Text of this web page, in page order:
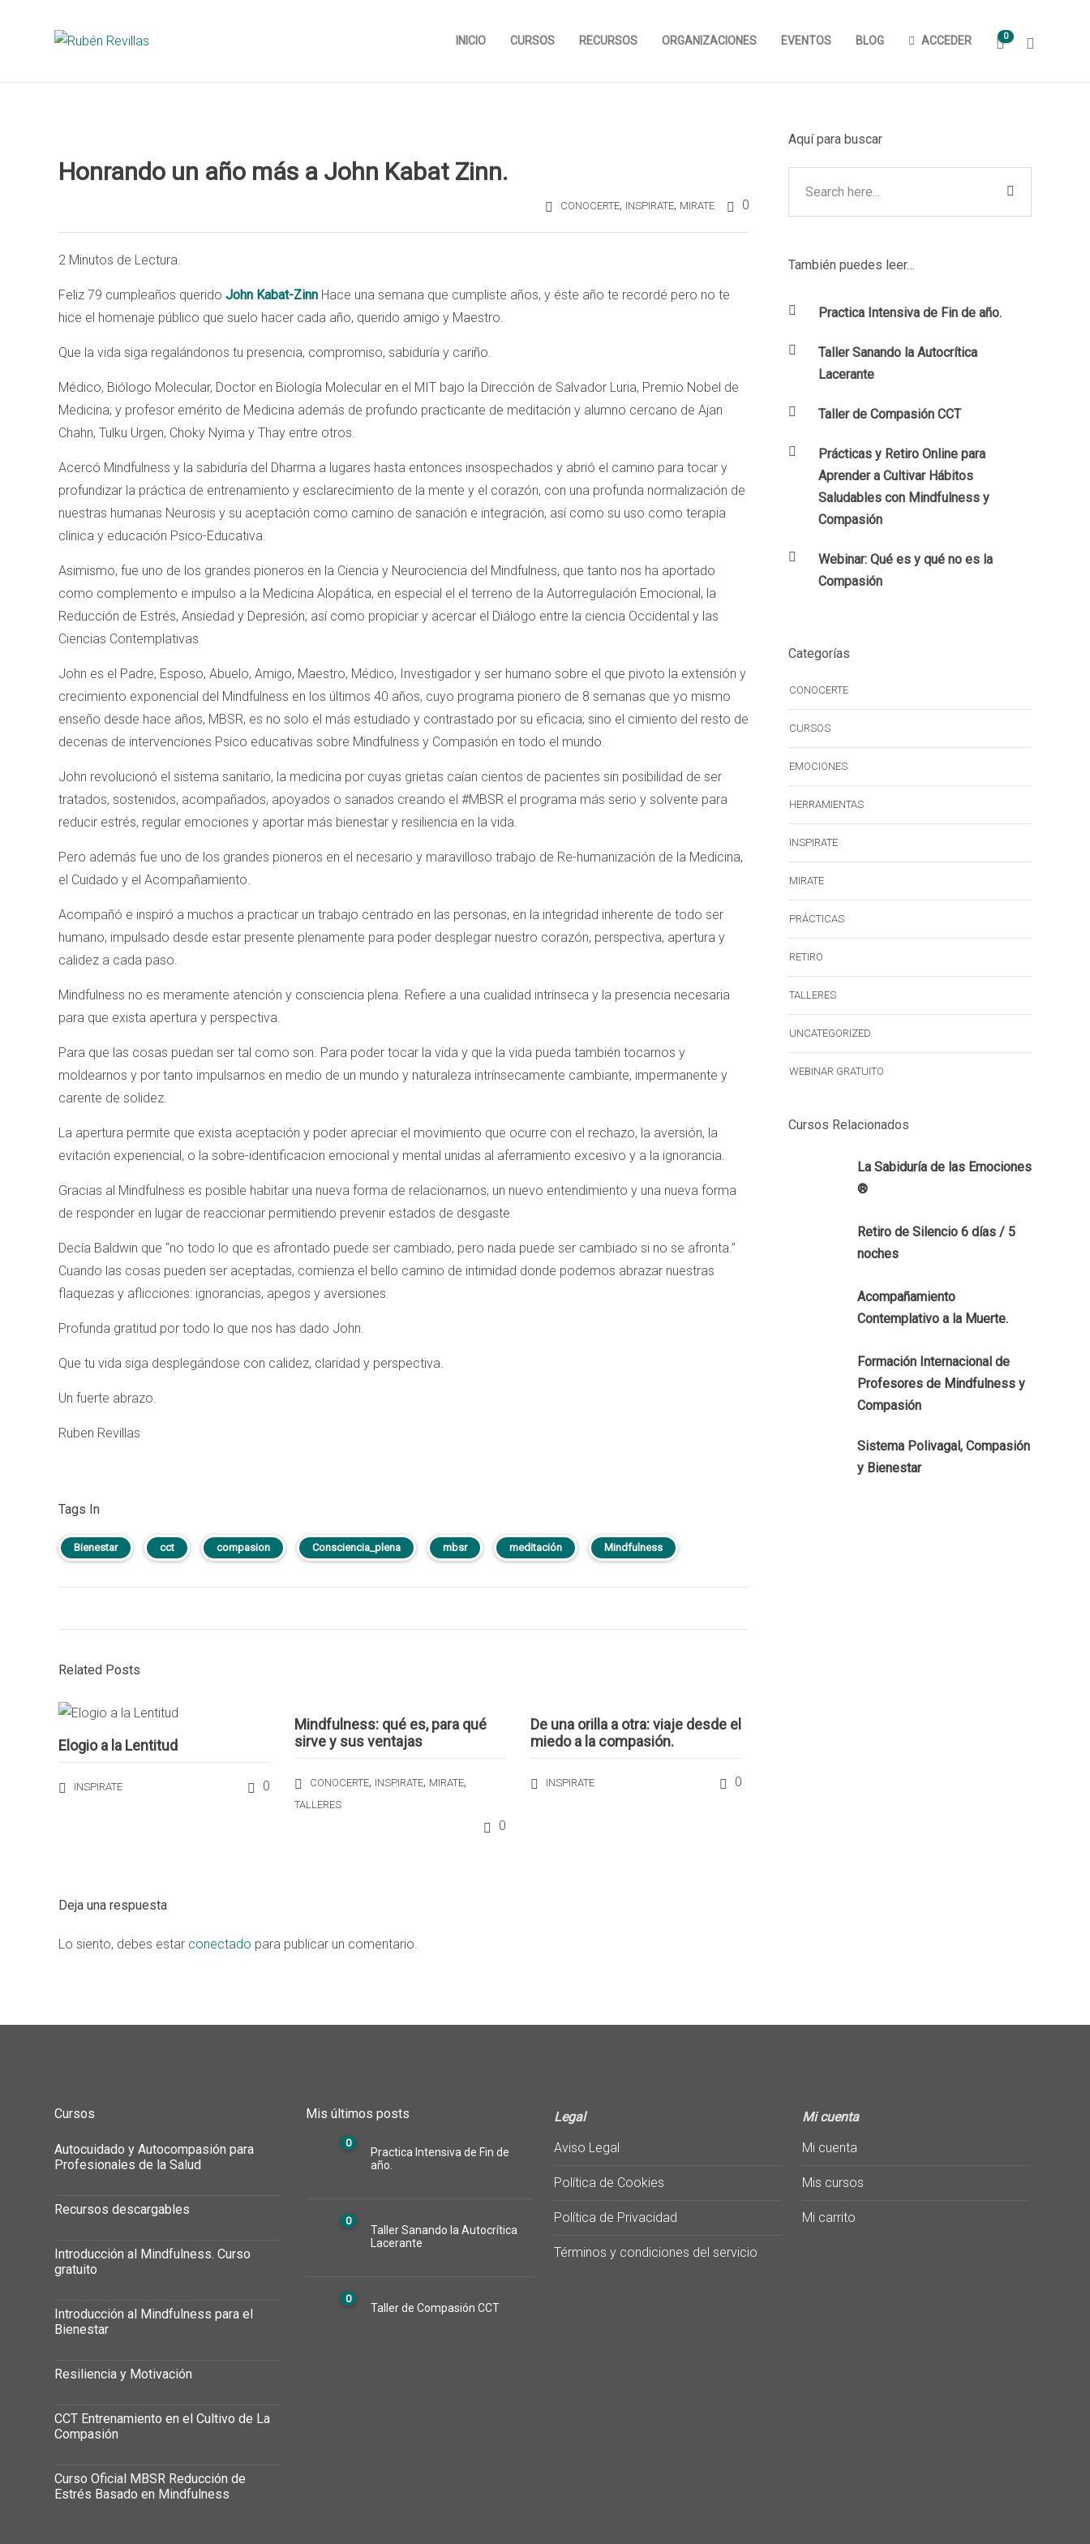
INICIO CURSOS RECURSOS ORGANIZACIONES EVENTOS BLOG ACCEDER 0
Honrando un año más a John Kabat Zinn.
CONOCERTE, INSPIRATE, MIRATE 0
2 Minutos de Lectura.
Feliz 79 cumpleaños querido John Kabat-Zinn Hace una semana que cumpliste años, y éste año te recordé pero no te
hice el homenaje público que suelo hacer cada año, querido amigo y Maestro.
Que la vida siga regalándonos tu presencia, compromiso, sabiduría y cariño.
Médico, Biólogo Molecular, Doctor en Biología Molecular en el MIT bajo la Dirección de Salvador Luria, Premio Nobel de
Medicina; y profesor emérito de Medicina además de profundo practicante de meditación y alumno cercano de Ajan
Chahn, Tulku Urgen, Choky Nyima y Thay entre otros.
Acercó Mindfulness y la sabiduría del Dharma a lugares hasta entonces insospechados y abrió el camino para tocar y
profundizar la práctica de entrenamiento y esclarecimiento de la mente y el corazón, con una profunda normalización de
nuestras humanas Neurosis y su aceptación como camino de sanación e integración, así como su uso como terapia
clínica y educación Psico-Educativa.
Asimismo, fue uno de los grandes pioneros en la Ciencia y Neurociencia del Mindfulness, que tanto nos ha aportado
como complemento e impulso a la Medicina Alopática, en especial el el terreno de la Autorregulación Emocional, la
Reducción de Estrés, Ansiedad y Depresión; así como propiciar y acercar el Diálogo entre la ciencia Occidental y las
Ciencias Contemplativas
John es el Padre, Esposo, Abuelo, Amigo, Maestro, Médico, Investigador y ser humano sobre el que pivoto la extensión y
crecimiento exponencial del Mindfulness en los últimos 40 años, cuyo programa pionero de 8 semanas que yo mismo
enseño desde hace años, MBSR, es no solo el más estudiado y contrastado por su eficacia; sino el cimiento del resto de
decenas de intervenciones Psico educativas sobre Mindfulness y Compasión en todo el mundo.
John revolucionó el sistema sanitario, la medicina por cuyas grietas caían cientos de pacientes sin posibilidad de ser
tratados, sostenidos, acompañados, apoyados o sanados creando el #MBSR el programa más serio y solvente para
reducir estrés, regular emociones y aportar más bienestar y resiliencia en la vida.
Pero además fue uno de los grandes pioneros en el necesario y maravilloso trabajo de Re-humanización de la Medicina,
el Cuidado y el Acompañamiento.
Acompañó e inspiró a muchos a practicar un trabajo centrado en las personas, en la integridad inherente de todo ser
humano, impulsado desde estar presente plenamente para poder desplegar nuestro corazón, perspectiva, apertura y
calidez a cada paso.
Mindfulness no es meramente atención y consciencia plena. Refiere a una cualidad intrínseca y la presencia necesaria
para que exista apertura y perspectiva.
Para que las cosas puedan ser tal como son. Para poder tocar la vida y que la vida pueda también tocarnos y
moldearnos y por tanto impulsarnos en medio de un mundo y naturaleza intrínsecamente cambiante, impermanente y
carente de solidez.
La apertura permite que exista aceptación y poder apreciar el movimiento que ocurre con el rechazo, la aversión, la
evitación experiencial, o la sobre-identificacion emocional y mental unidas al aferramiento excesivo y a la ignorancia.
Gracias al Mindfulness es posible habitar una nueva forma de relacionarnos, un nuevo entendimiento y una nueva forma
de responder en lugar de reaccionar permitiendo prevenir estados de desgaste.
Decía Baldwin que “no todo lo que es afrontado puede ser cambiado, pero nada puede ser cambiado si no se afronta.”
Cuando las cosas pueden ser aceptadas, comienza el bello camino de intimidad donde podemos abrazar nuestras
flaquezas y aflicciones: ignorancias, apegos y aversiones.
Profunda gratitud por todo lo que nos has dado John.
Que tu vida siga desplegándose con calidez, claridad y perspectiva.
Un fuerte abrazo.
Ruben Revillas
Tags In
Bienestar cct compasion Consciencia_plena mbsr meditación Mindfulness
Related Posts
Elogio a la Lentitud
INSPIRATE 0
Mindfulness: qué es, para qué
sirve y sus ventajas
CONOCERTE, INSPIRATE, MIRATE,
TALLERES
0
De una orilla a otra: viaje desde el
miedo a la compasión.
INSPIRATE 0
Deja una respuesta
Lo siento, debes estar conectado para publicar un comentario.
Aquí para buscar
También puedes leer…
Practica Intensiva de Fin de año.
Taller Sanando la Autocrítica
Lacerante
Taller de Compasión CCT
Prácticas y Retiro Online para
Aprender a Cultivar Hábitos
Saludables con Mindfulness y
Compasión
Webinar: Qué es y qué no es la
Compasión
Categorías
CONOCERTE
CURSOS
EMOCIONES
HERRAMIENTAS
INSPIRATE
MIRATE
PRÁCTICAS
RETIRO
TALLERES
UNCATEGORIZED
WEBINAR GRATUITO
Cursos Relacionados
La Sabiduría de las Emociones
®
Retiro de Silencio 6 días / 5
noches
Acompañamiento
Contemplativo a la Muerte.
Formación Internacional de
Profesores de Mindfulness y
Compasión
Sistema Polivagal, Compasión
y Bienestar
Cursos
Autocuidado y Autocompasión para
Profesionales de la Salud
Recursos descargables
Introducción al Mindfulness. Curso
gratuito
Introducción al Mindfulness para el
Bienestar
Resiliencia y Motivación
CCT Entrenamiento en el Cultivo de La
Compasión
Curso Oficial MBSR Reducción de
Estrés Basado en Mindfulness
Mis últimos posts
0
Practica Intensiva de Fin de
año.
0
Taller Sanando la Autocrítica
Lacerante
0
Taller de Compasión CCT
Legal
Aviso Legal
Política de Cookies
Política de Privacidad
Términos y condiciones del servicio
Mi cuenta
Mi cuenta
Mis cursos
Mi carrito